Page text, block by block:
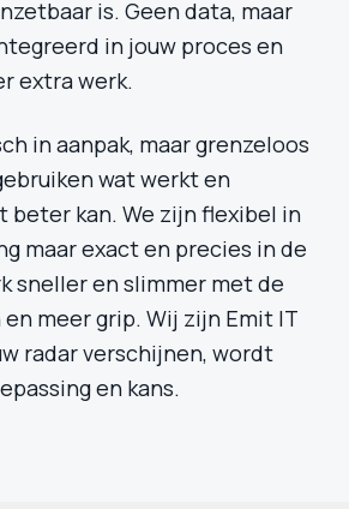
is. Geen data, maar
in jouw proces en
extra werk.
in aanpak, maar grenzeloos
wat werkt en
beter kan. We zijn flexibel in
maar exact en precies in de
sneller en slimmer met de
meer grip. Wij zijn Emit IT
radar verschijnen, wordt
en kans.